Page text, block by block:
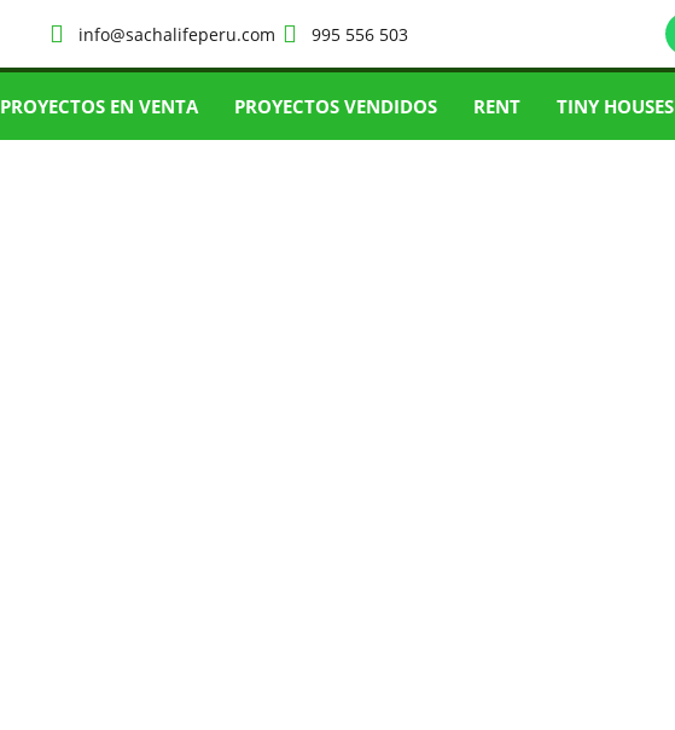
info@sachalifeperu.com 995 556 503
PROYECTOS EN VENTA PROYECTOS VENDIDOS RENT TINY HOUSES